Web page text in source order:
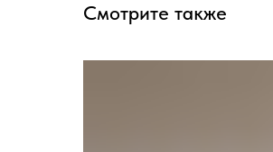
Смотрите также